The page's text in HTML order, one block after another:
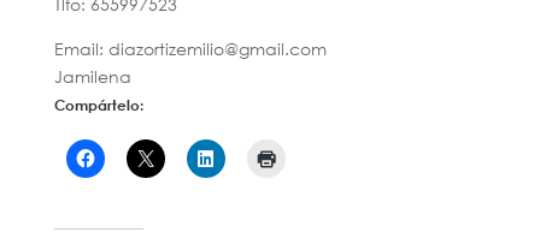
Email: diazortizemilio@gmail.com
Jamilena
Compártelo: